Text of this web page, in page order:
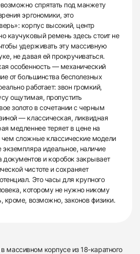
спрятать под манжету
эргономики, это
корпус высокий, центр
каучуковый ремень здесь стоит не
удерживать эту массивную
не давая ей прокручиваться.
особенность — механический
от большинства бесполезных
работает: звон громкий,
ощутимая, пропустить
золото в сочетании с черным
— классическая, ликвидная
медленнее теряет в цене на
сложные классические модели
экземпляра идеальное, наличие
документов и коробок закрывает
чистоте и сохраняет
Это часы для крупного
которому не нужно никому
кроме, возможно, законов физики.
массивном корпусе из 18-каратного